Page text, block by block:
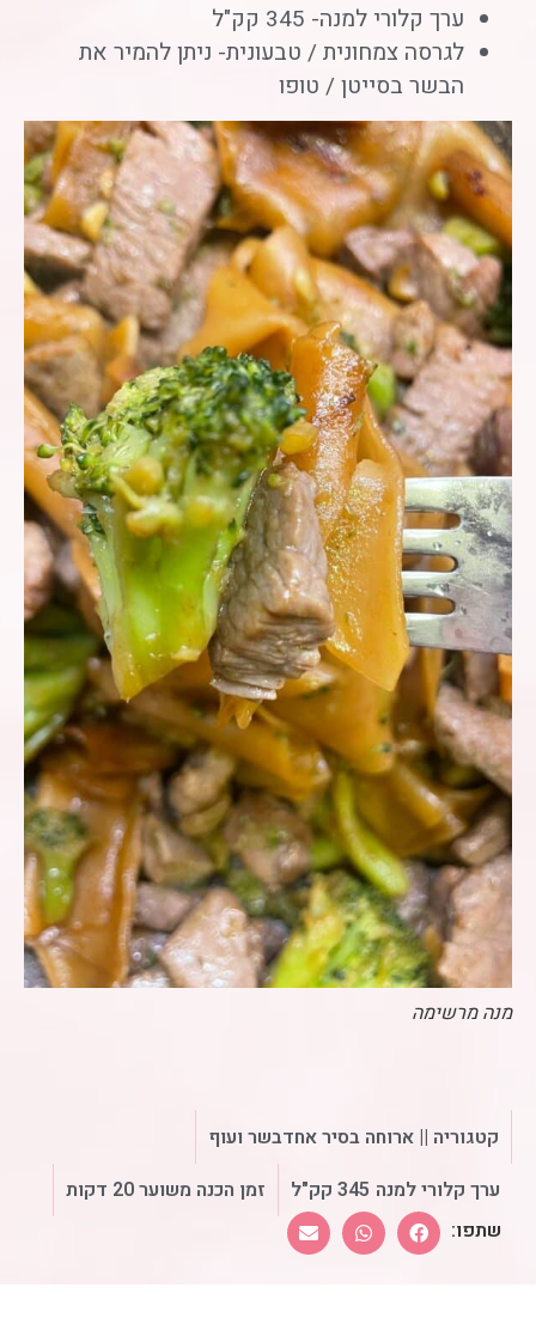
ערך קלורי למנה- 345 קק"ל
לגרסה צמחונית / טבעונית- ניתן להמיר את
הבשר בסייטן / טופו
מנה מרשימה
קטגוריה || ארוחה בסיר אחדבשר ועוף
ערך קלורי למנה 345 קק"ל זמן הכנה משוער 20 דקות